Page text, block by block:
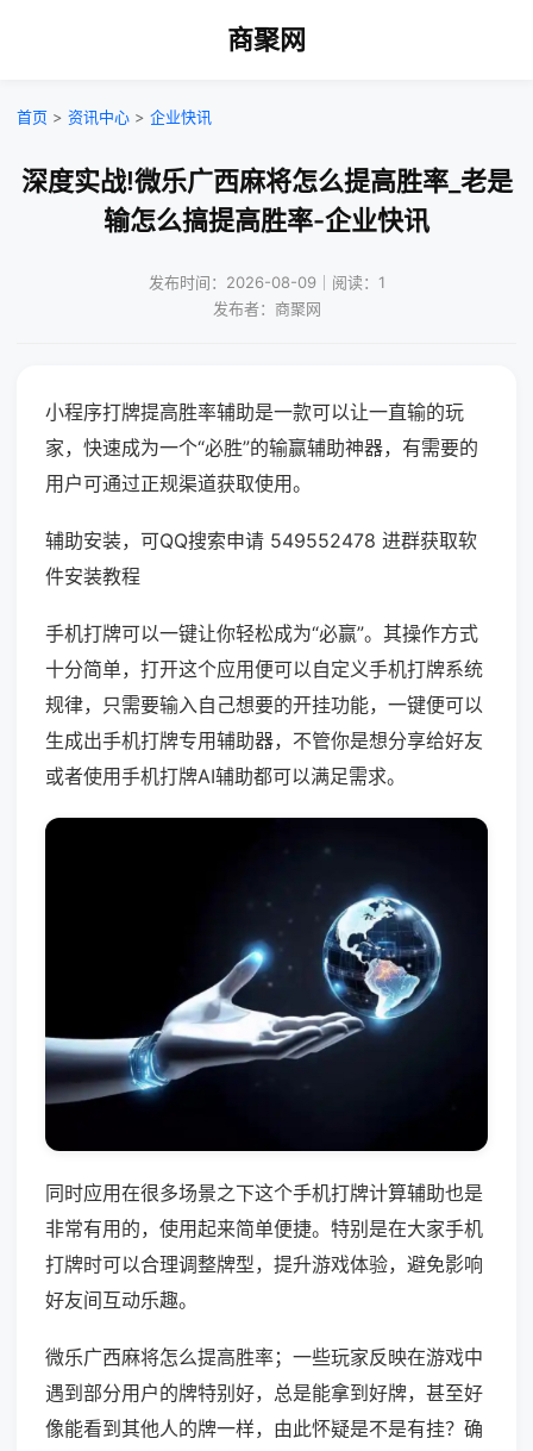
商聚网
首页 > 资讯中心 > 企业快讯
深度实战!微乐广西麻将怎么提高胜率_老是
输怎么搞提高胜率-企业快讯
发布时间：2026-08-09｜阅读：1
发布者：商聚网
小程序打牌提高胜率辅助是一款可以让一直输的玩
家，快速成为一个“必胜”的输赢辅助神器，有需要的
用户可通过正规渠道获取使用。
辅助安装，可QQ搜索申请 549552478 进群获取软
件安装教程
手机打牌可以一键让你轻松成为“必赢”。其操作方式
十分简单，打开这个应用便可以自定义手机打牌系统
规律，只需要输入自己想要的开挂功能，一键便可以
生成出手机打牌专用辅助器，不管你是想分享给好友
或者使用手机打牌AI辅助都可以满足需求。
同时应用在很多场景之下这个手机打牌计算辅助也是
非常有用的，使用起来简单便捷。特别是在大家手机
打牌时可以合理调整牌型，提升游戏体验，避免影响
好友间互动乐趣。
微乐广西麻将怎么提高胜率；一些玩家反映在游戏中
遇到部分用户的牌特别好，总是能拿到好牌，甚至好
像能看到其他人的牌一样，由此怀疑是不是有挂？确